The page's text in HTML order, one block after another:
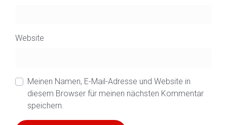
Website
Meinen Namen, E-Mail-Adresse und Website in
diesem Browser für meinen nächsten Kommentar
speichern.